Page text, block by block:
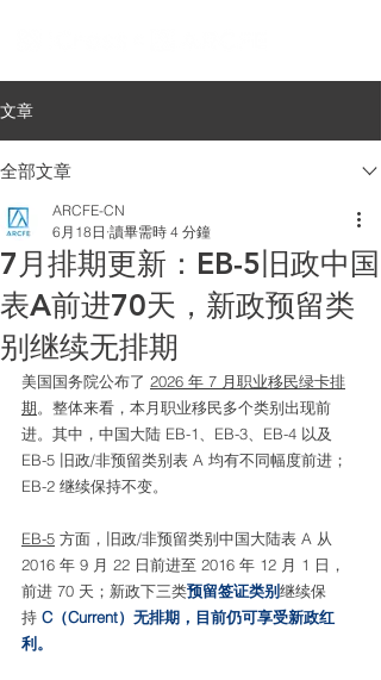
文章
全部文章
7月排期更新：EB-5旧政中国
表A前进70天，新政预留类
别继续无排期
ARCFE-CN
6月18日 讀畢需時 4 分鐘
美国国务院公布了 2026 年 7 月职业移民绿卡排
期。整体来看，本月职业移民多个类别出现前
进。其中，中国大陆 EB-1、EB-3、EB-4 以及
EB-5 旧政/非预留类别表 A 均有不同幅度前进；
EB-2 继续保持不变。
EB-5 方面，旧政/非预留类别中国大陆表 A 从
2016 年 9 月 22 日前进至 2016 年 12 月 1 日，
前进 70 天；新政下三类预留签证类别继续保
持 C（Current）无排期，目前仍可享受新政红
利。